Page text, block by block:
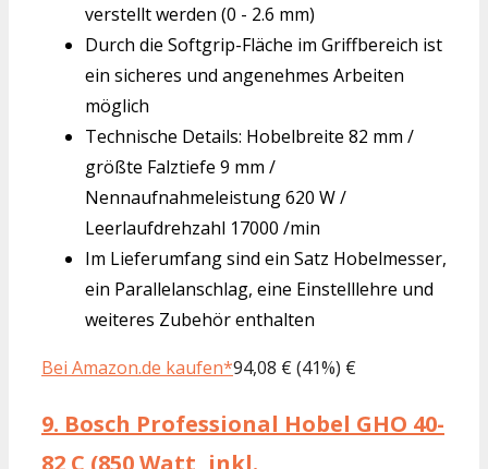
verstellt werden (0 - 2.6 mm)
Durch die Softgrip-Fläche im Griffbereich ist
ein sicheres und angenehmes Arbeiten
möglich
Technische Details: Hobelbreite 82 mm /
größte Falztiefe 9 mm /
Nennaufnahmeleistung 620 W /
Leerlaufdrehzahl 17000 /min
Im Lieferumfang sind ein Satz Hobelmesser,
ein Parallelanschlag, eine Einstelllehre und
weiteres Zubehör enthalten
Bei Amazon.de kaufen*94,08 € (41%) €
9. Bosch Professional Hobel GHO 40-
82 C (850 Watt, inkl.